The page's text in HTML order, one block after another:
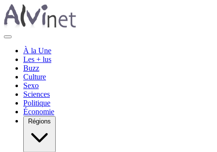
À la Une
Les + lus
Buzz
Culture
Sexo
Sciences
Politique
Économie
Régions